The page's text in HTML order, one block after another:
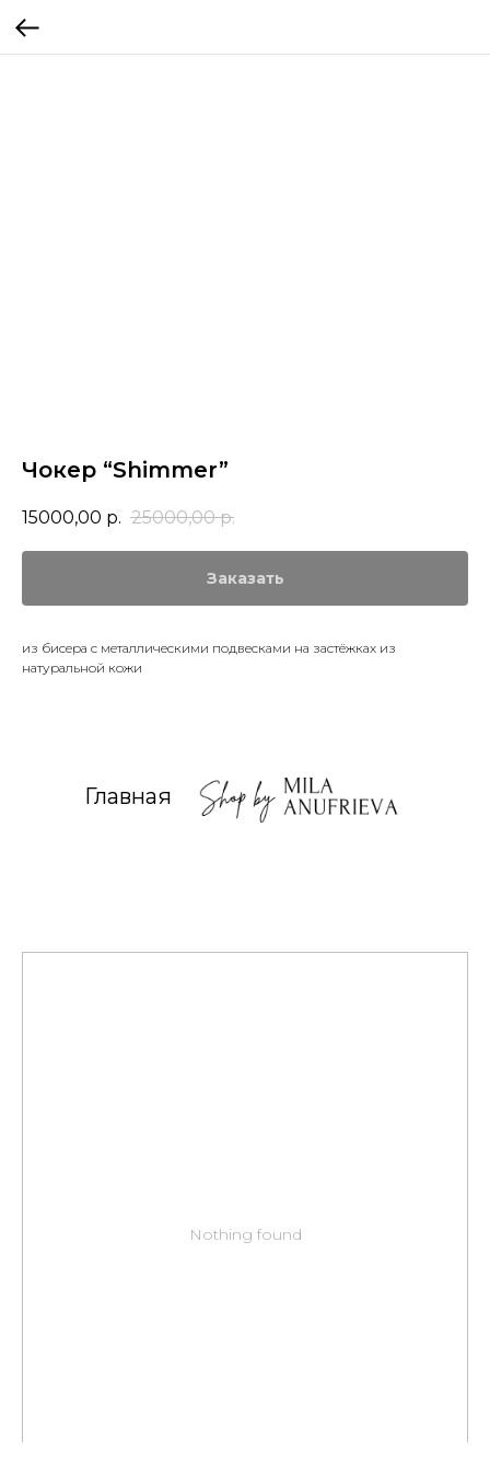
Чокер “Shimmer”
15000,00 р. 25000,00 р.
Заказать
из бисера с металлическими подвесками на застёжках из
натуральной кожи
Главная
Nothing found